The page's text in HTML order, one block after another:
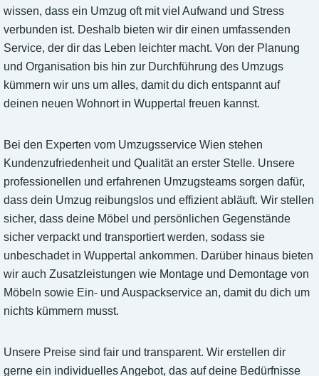
wissen, dass ein Umzug oft mit viel Aufwand und Stress
verbunden ist. Deshalb bieten wir dir einen umfassenden
Service, der dir das Leben leichter macht. Von der Planung
und Organisation bis hin zur Durchführung des Umzugs
kümmern wir uns um alles, damit du dich entspannt auf
deinen neuen Wohnort in Wuppertal freuen kannst.
Bei den Experten vom Umzugsservice Wien stehen
Kundenzufriedenheit und Qualität an erster Stelle. Unsere
professionellen und erfahrenen Umzugsteams sorgen dafür,
dass dein Umzug reibungslos und effizient abläuft. Wir stellen
sicher, dass deine Möbel und persönlichen Gegenstände
sicher verpackt und transportiert werden, sodass sie
unbeschadet in Wuppertal ankommen. Darüber hinaus bieten
wir auch Zusatzleistungen wie Montage und Demontage von
Möbeln sowie Ein- und Auspackservice an, damit du dich um
nichts kümmern musst.
Unsere Preise sind fair und transparent. Wir erstellen dir
gerne ein individuelles Angebot, das auf deine Bedürfnisse